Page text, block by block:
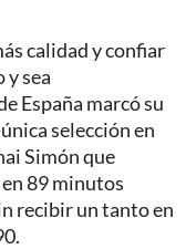
calidad y confiar
y sea
España marcó su
selección en
Simón que
89 minutos
recibir un tanto en